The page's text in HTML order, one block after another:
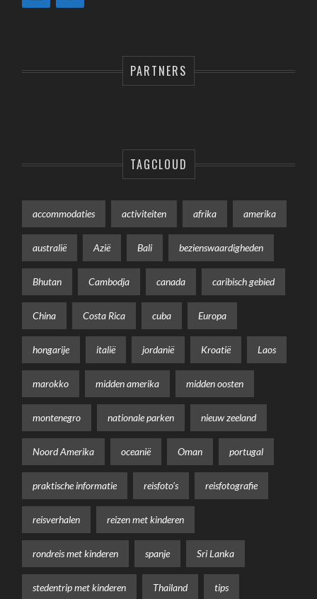
PARTNERS
TAGCLOUD
accommodaties activiteiten afrika amerika
australië Azië Bali bezienswaardigheden
Bhutan Cambodja canada caribisch gebied
China Costa Rica cuba Europa
hongarije italië jordanië Kroatië Laos
marokko midden amerika midden oosten
montenegro nationale parken nieuw zeeland
Noord Amerika oceanië Oman portugal
praktische informatie reisfoto's reisfotografie
reisverhalen reizen met kinderen
rondreis met kinderen spanje Sri Lanka
stedentrip met kinderen Thailand tips